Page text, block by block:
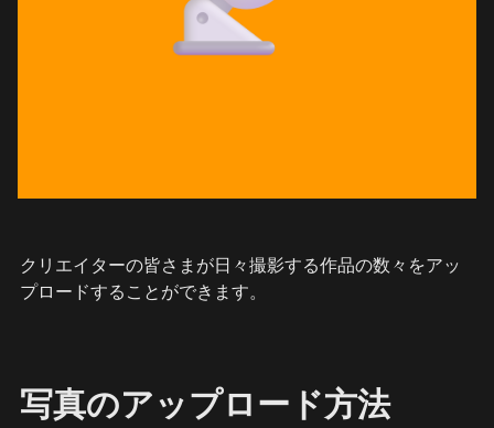
クリエイターの皆さまが日々撮影する作品の数々をアッ
プロードすることができます。
写真のアップロード方法